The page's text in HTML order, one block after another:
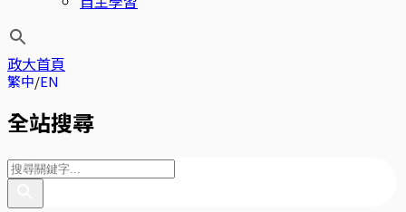
政大首頁
繁中 EN
全站搜尋